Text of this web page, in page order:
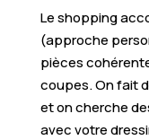
Le shopping
(approche
pièces
coupes. On fait
et on cherche
avec votre